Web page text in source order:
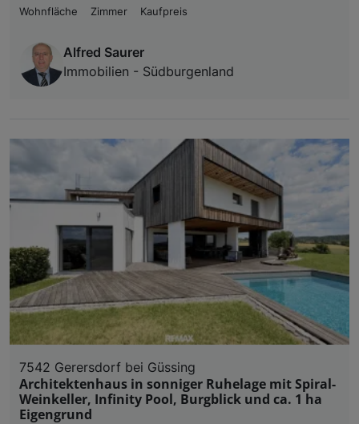
Wohnfläche
Zimmer Kaufpreis
Alfred Saurer
Immobilien - Südburgenland
7542 Gerersdorf bei Güssing
Architektenhaus in sonniger Ruhelage mit Spiral-
Weinkeller, Infinity Pool, Burgblick und ca. 1 ha
Eigengrund